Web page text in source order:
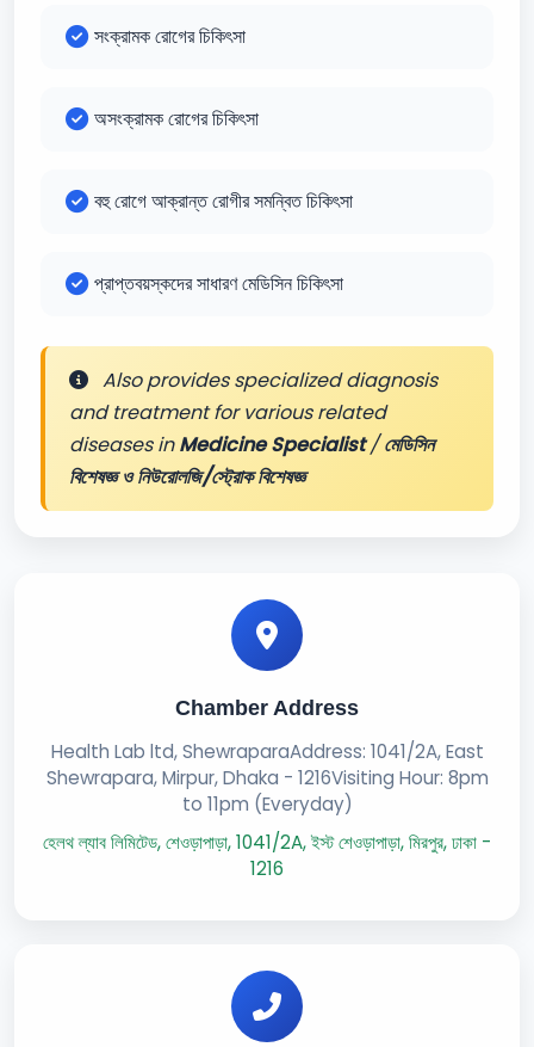
সংক্রামক রোগের চিকিৎসা
অসংক্রামক রোগের চিকিৎসা
বহু রোগে আক্রান্ত রোগীর সমন্বিত চিকিৎসা
প্রাপ্তবয়স্কদের সাধারণ মেডিসিন চিকিৎসা
Also provides specialized diagnosis
and treatment for various related
diseases inMedicine Specialist/মেডিসিন
বিশেষজ্ঞ ও নিউরোলজি/স্ট্রোক বিশেষজ্ঞ
Chamber Address
Health Lab ltd, ShewraparaAddress: 1041/2A, East
Shewrapara, Mirpur, Dhaka - 1216Visiting Hour: 8pm
to 11pm (Everyday)
হেলথ ল্যাব লিমিটেড, শেওড়াপাড়া, 1041/2A, ইস্ট শেওড়াপাড়া, মিরপুর, ঢাকা -
1216